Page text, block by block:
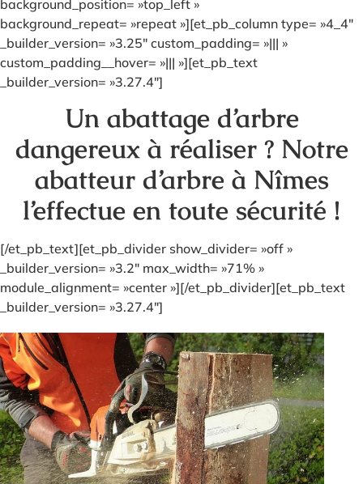
background_position= »top_left »
background_repeat= »repeat »][et_pb_column type= »4_4″
_builder_version= »3.25″ custom_padding= »||| »
custom_padding__hover= »||| »][et_pb_text
_builder_version= »3.27.4″]
Un abattage d’arbre
dangereux à réaliser ? Notre
abatteur d’arbre à Nîmes
l’effectue en toute sécurité !
[/et_pb_text][et_pb_divider show_divider= »off »
_builder_version= »3.2″ max_width= »71% »
module_alignment= »center »][/et_pb_divider][et_pb_text
_builder_version= »3.27.4″]